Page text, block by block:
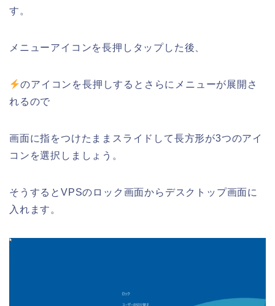
す。
メニューアイコンを長押しタップした後、
のアイコンを長押しするとさらにメニューが展開さ
れるので
画面に指をつけたままスライドして長方形が3つのアイ
コンを選択しましょう。
そうするとVPSのロック画面からデスクトップ画面に
入れます。